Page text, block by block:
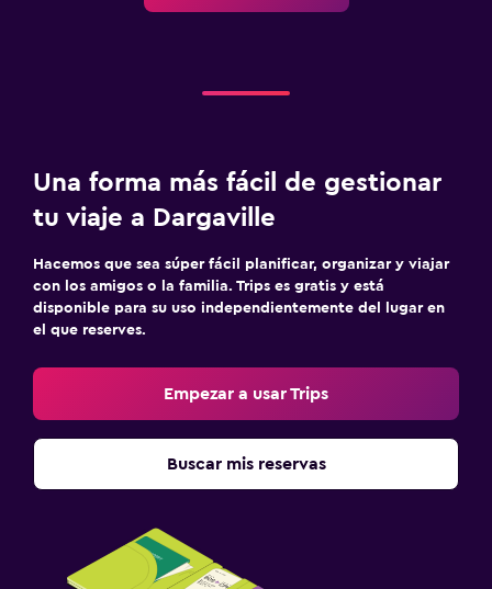
Una forma más fácil de gestionar
tu viaje a Dargaville
Hacemos que sea súper fácil planificar, organizar y viajar
con los amigos o la familia. Trips es gratis y está
disponible para su uso independientemente del lugar en
el que reserves.
Empezar a usar Trips
Buscar mis reservas